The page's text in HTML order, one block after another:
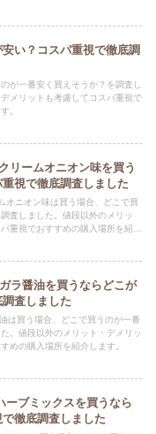
い？コスパ重視で徹底調
が一番安く買えそうか？を調査し
メリットも考慮してコスパ重視で
。
リームオニオン味を買う
視で徹底調査しました
オニオン味は買う場合、どこで買
査しました。値段以外のメリッ
重視でおすすめの購入場所を紹介
ラ醤油を買うならどこが
査しました
は買う場合、どこで買うのが一番
。値段以外のメリット・デメリッ
めの購入場所を紹介します。
ーブミックスを買うなら
徹底調査しました